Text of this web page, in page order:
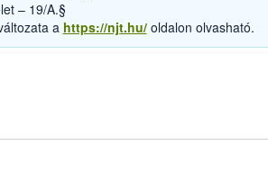
– 19/A.§
a https://njt.hu/oldalon olvasható.